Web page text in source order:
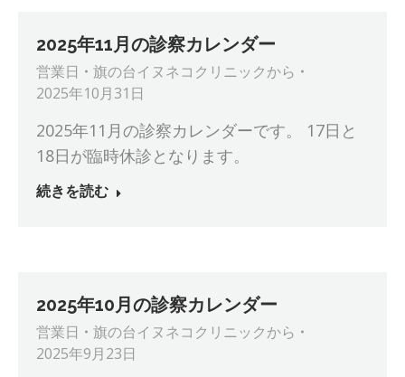
2025年11月の診察カレンダー
営業日 旗の台イヌネコクリニックから
2025年10月31日
2025年11月の診察カレンダーです。 17日と
18日が臨時休診となります。
続きを読む
2025年10月の診察カレンダー
営業日 旗の台イヌネコクリニックから
2025年9月23日